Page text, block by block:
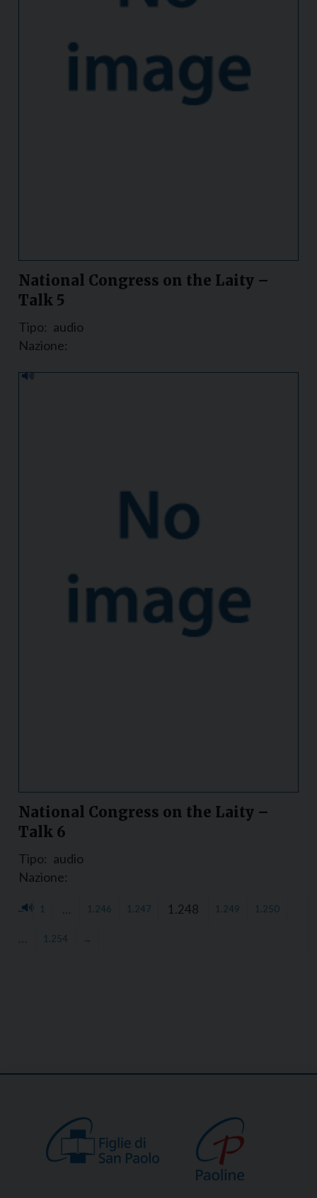
National Congress on the Laity –
Talk 5
Tipo: audio
Nazione:
National Congress on the Laity –
Talk 6
Tipo: audio
Nazione:
← 1 … 1.246 1.247 1.248 1.249 1.250
… 1.254 →